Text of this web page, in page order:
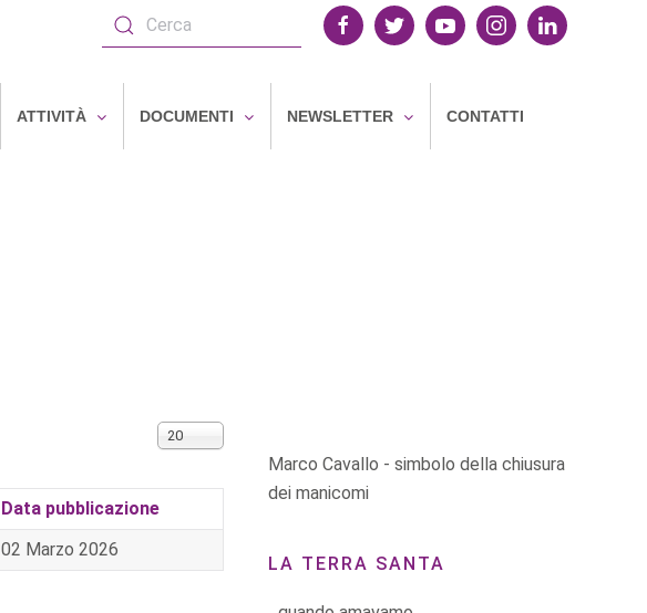
ATTIVITÀ DOCUMENTI NEWSLETTER CONTATTI
Visualizza n.
20
Data pubblicazione
02 Marzo 2026
Marco Cavallo - simbolo della chiusura
dei manicomi
LA TERRA SANTA